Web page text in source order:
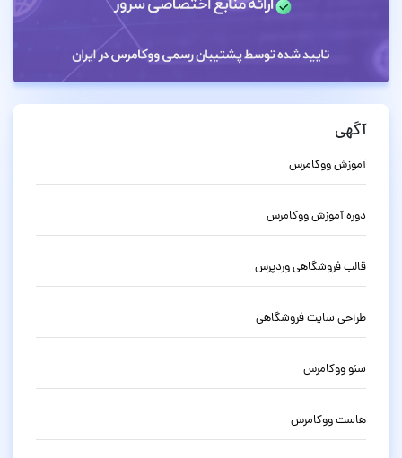
آگهی
آموزش ووکامرس
دوره آموزش ووکامرس
قالب فروشگاهی وردپرس
طراحی سایت فروشگاهی
سئو ووکامرس
هاست ووکامرس